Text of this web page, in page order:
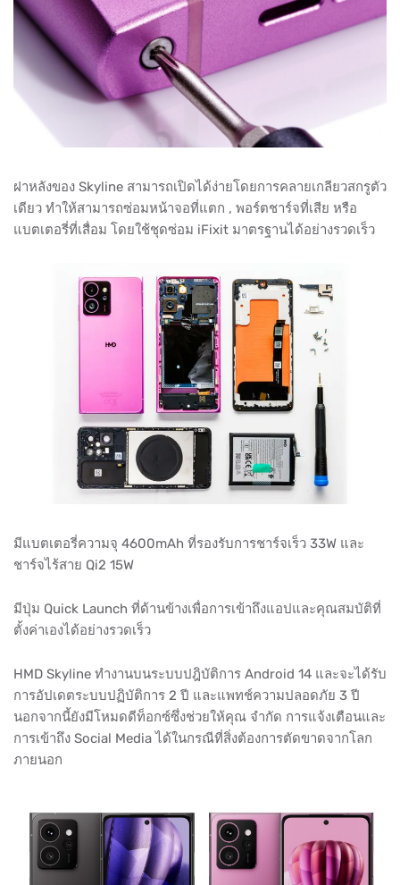
ฝาหลังของ Skyline สามารถเปิดได้ง่ายโดยการคลายเกลียวสกรูตัว
เดียว ทําให้สามารถซ่อมหน้าจอที่แตก , พอร์ตชาร์จที่เสีย หรือ
แบตเตอรี่ที่เสื่อม โดยใช้ชุดซ่อม iFixit มาตรฐานได้อย่างรวดเร็ว
มีแบตเตอรี่ความจุ 4600mAh ที่รองรับการชาร์จเร็ว 33W และ
ชาร์จไร้สาย Qi2 15W
มีปุ่ม Quick Launch ที่ด้านข้างเพื่อการเข้าถึงแอปและคุณสมบัติที่
ตั้งค่าเองได้อย่างรวดเร็ว
HMD Skyline ทำงานบนระบบปฎิบัติการ Android 14 และจะได้รับ
การอัปเดตระบบปฏิบัติการ 2 ปี และแพทช์ความปลอดภัย 3 ปี
นอกจากนี้ยังมีโหมดดีท็อกซ์ซึ่งช่วยให้คุณ จำกัด การแจ้งเตือนและ
การเข้าถึง Social Media ได้ในกรณีที่สิ่งต้องการตัดขาดจากโลก
ภายนอก